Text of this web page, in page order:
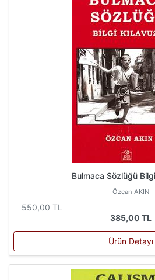
Bulmaca Sözlüğü
Özcan AKIN
550,00 TL
385,00 TL
Ürün Detayı